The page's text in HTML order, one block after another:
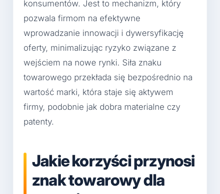
konsumentów. Jest to mechanizm, który
pozwala firmom na efektywne
wprowadzanie innowacji i dywersyfikację
oferty, minimalizując ryzyko związane z
wejściem na nowe rynki. Siła znaku
towarowego przekłada się bezpośrednio na
wartość marki, która staje się aktywem
firmy, podobnie jak dobra materialne czy
patenty.
Jakie korzyści przynosi
znak towarowy dla